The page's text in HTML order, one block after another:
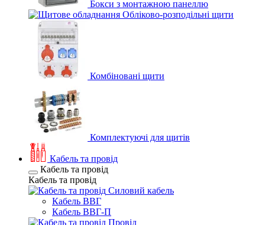
Бокси з монтажною панеллю
Обліково-розподільні щити
Комбіновані щити
Комплектуючі для щитів
Кабель та провід
Кабель та провід
Кабель та провід
Силовий кабель
Кабель ВВГ
Кабель ВВГ-П
Провід